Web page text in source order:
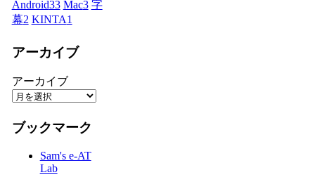
Android33 Mac3 字
幕2 KINTA1
アーカイブ
アーカイブ
ブックマーク
Sam's e-AT
Lab